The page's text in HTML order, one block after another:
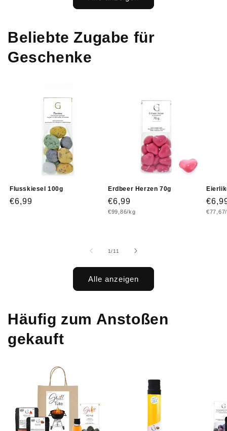
Beliebte Zugabe für
Geschenke
Flusskiesel 100g
Normaler
€6,99
Erdbeer Herzen 70g
Normaler
Preis
€6,99
Grundpreis
€99,86/kg
Preis
1/von
11
Alle anzeigen
Häufig zum Anstoßen
gekauft